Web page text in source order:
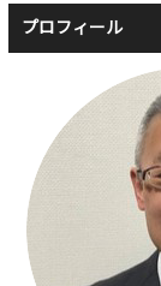
プロフィール